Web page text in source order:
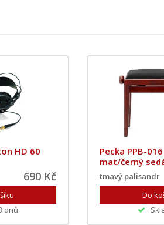
HD 60
690 Kč
dnů.
Pecka PPB-
mat/černý
tmavý palisandr